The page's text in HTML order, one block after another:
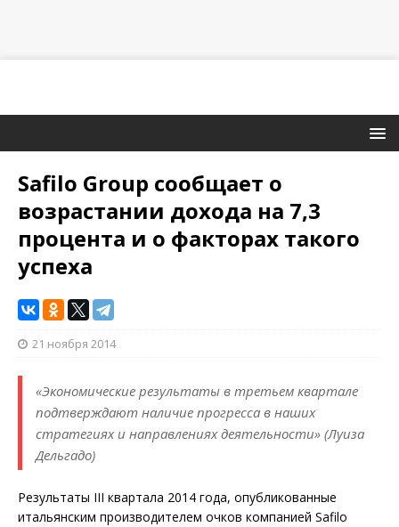
Safilo Group сообщает о
возрастании дохода на 7,3
процента и о факторах такого
успеха
21 ноября 2014
«Экономические результаты в третьем квартале
подтверждают наличие прогресса в наших
стратегиях и направлениях деятельности» (Луиза
Дельгадо)
Результаты III квартала 2014 года, опубликованные
итальянским производителем очков компанией Safilo